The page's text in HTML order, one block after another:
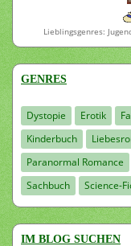
Lieblingsgenres:
GENRES
Dystopie Erotik
Kinderbuch
Paranormal Romance
Sachbuch
Science-
IM BLOG SUCHEN